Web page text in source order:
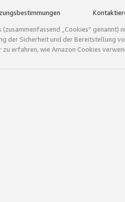
„Cookies“ genannt)
der Sicherheit und der Bereitstellung
erfahren, wie Amazon Cookies